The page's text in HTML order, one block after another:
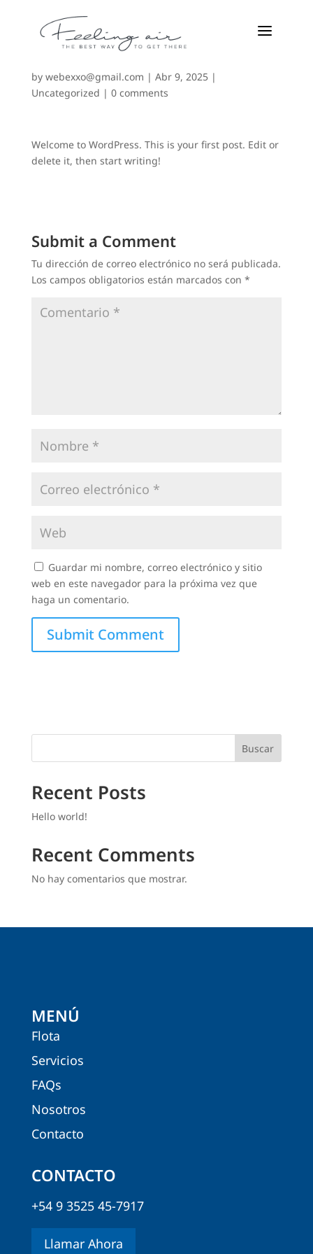
a
Hello world!
by webexxo@gmail.com | Abr 9, 2025|
Uncategorized | 0 comments
Welcome to WordPress. This is your first post. Edit or
delete it, then start writing!
Submit a Comment
Tu dirección de correo electrónico no será publicada.
Los campos obligatorios están marcados con *
Guardar mi nombre, correo electrónico y sitio
web en este navegador para la próxima vez que
haga un comentario.
Buscar
Recent Posts
Hello world!
Recent Comments
No hay comentarios que mostrar.
MENÚ
Flota
Servicios
FAQs
Nosotros
Contacto
CONTACTO
+54 9 3525 45-7917
Llamar Ahora